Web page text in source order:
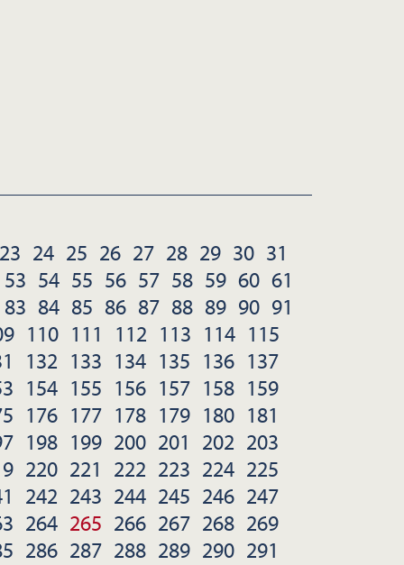
23 24 25 26 27 28 29 30 31
53 54 55 56 57 58 59 60 61
83 84 85 86 87 88 89 90 91
110 111 112 113 114 115
132 133 134 135 136 137
154 155 156 157 158 159
176 177 178 179 180 181
198 199 200 201 202 203
220 221 222 223 224 225
242 243 244 245 246 247
264 265 266 267 268 269
286 287 288 289 290 291